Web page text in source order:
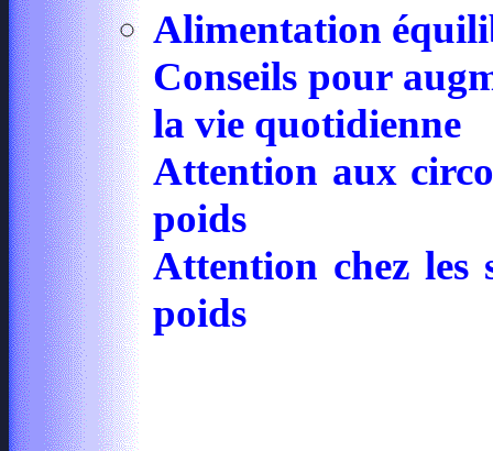
Alimentation
Conseils pour
la vie quotidienne
Attention aux
poids
Attention chez les
poids